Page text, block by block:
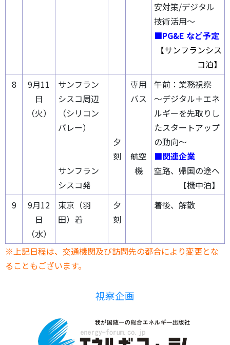
安対策/デジタル
技術活用～
■PG&E など予定
【サンフランシス
コ泊】
8
9月11
日
（火）
サンフラン
シスコ周辺
（シリコン
バレー）
サンフラン
シスコ発
夕
刻
専用
バス
航空
機
午前：業務視察
～デジタル＋エネ
ルギーを先取りし
たスタートアップ
の動向～
■関連企業
空路、帰国の途へ
【機中泊】
9
9月12
日
（水）
東京（羽
田）着
夕
刻
着後、解散
※上記日程は、交通機関及び訪問先の都合により変更とな
ることもございます。
視察企画